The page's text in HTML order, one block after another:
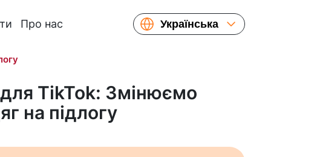
Про нас
Українська
Français
TikTok: Змінюємо
на підлогу